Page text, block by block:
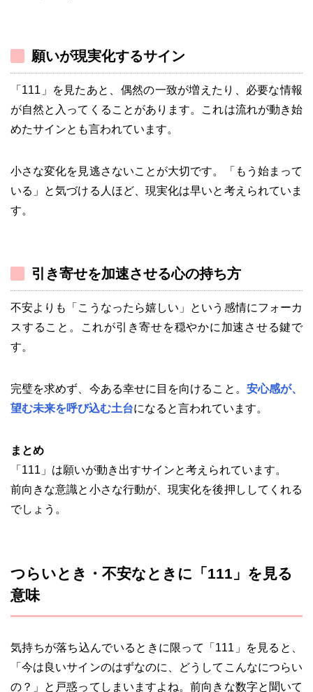
願いが現実化するサイン
「111」を見たあと、偶然の一致が増えたり、必要な情報
が自然と入ってくることがあります。これは流れが動き始
めたサインとも言われています。
小さな変化を見逃さないことが大切です。「もう始まって
いる」と気づける人ほど、現実化は早いと考えられていま
す。
引き寄せを加速させる心の持ち方
不安よりも「こうなったら嬉しい」という感情にフォーカ
スすること。これが引き寄せを穏やかに加速させる鍵で
す。
完璧を求めず、今ある幸せに目を向けること。 安心感が、
望む未来を呼び込む土台になると言われています。
まとめ
「111」は願いが動き出すサインと考えられています。
前向きな意識と小さな行動が、現実化を後押ししてくれる
でしょう。
つらいとき・不安なときに「111」を見る
意味
気持ちが落ち込んでいるときに限って「111」を見ると、
「今は良いサインのはずなのに、どうしてこんなにつらい
の？」と戸惑ってしまいますよね。前向きな数字と聞いて